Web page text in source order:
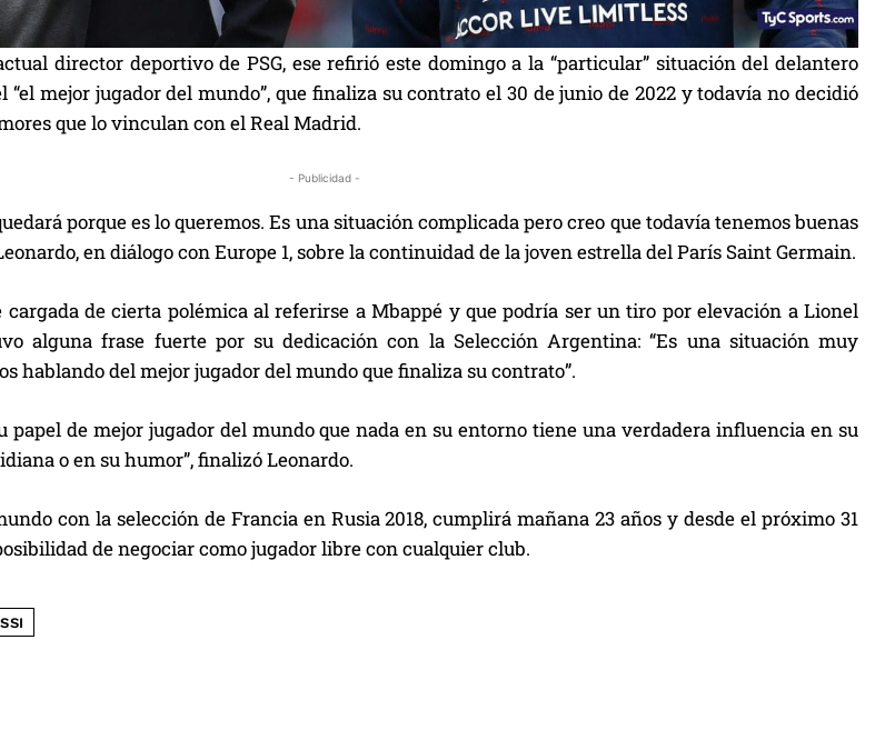
director deportivo de PSG, ese refirió este domingo a la “particular” situación del delantero
“el mejor jugador del mundo”, que finaliza su contrato el 30 de junio de 2022 y todavía no decidió
que lo vinculan con el Real Madrid.
- Publicidad -
porque es lo queremos. Es una situación complicada pero creo que todavía tenemos buenas
en diálogo con Europe 1, sobre la continuidad de la joven estrella del París Saint Germain.
cargada de cierta polémica al referirse a Mbappé y que podría ser un tiro por elevación a Lionel
alguna frase fuerte por su dedicación con la Selección Argentina: “Es una situación muy
hablando del mejor jugador del mundo que finaliza su contrato”.
papel de mejor jugador del mundo que nada en su entorno tiene una verdadera influencia en su
o en su humor”, finalizó Leonardo.
con la selección de Francia en Rusia 2018, cumplirá mañana 23 años y desde el próximo 31
de negociar como jugador libre con cualquier club.